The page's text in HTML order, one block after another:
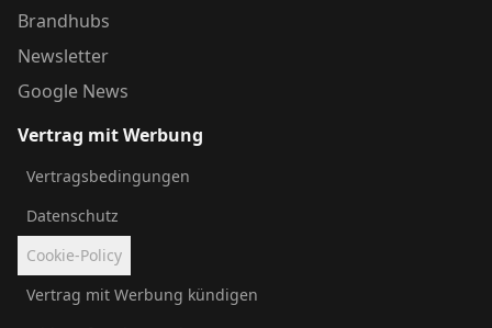
Brandhubs
Newsletter
Google News
Vertrag mit Werbung
Vertragsbedingungen
Datenschutz
Cookie-Policy
Vertrag mit Werbung kündigen